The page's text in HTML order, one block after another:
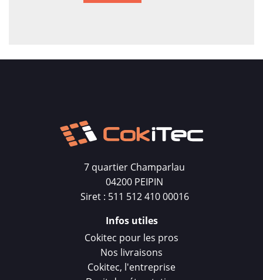
7 quartier Champarlau
04200 PEIPIN
Siret : 511 512 410 00016
Infos utiles
Cokitec pour les pros
Nos livraisons
Cokitec, l'entreprise